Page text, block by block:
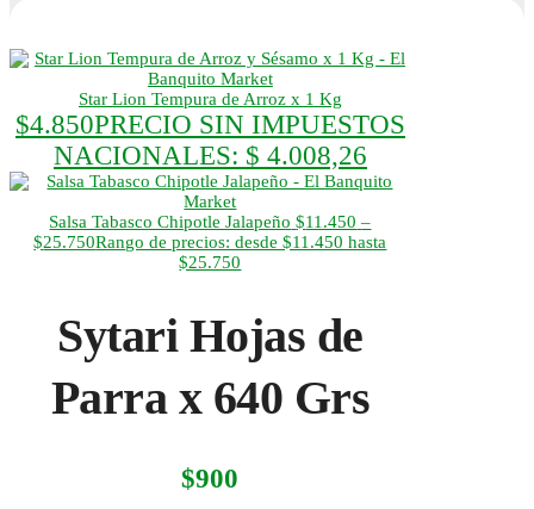
Star Lion Tempura de Arroz x 1 Kg
$4.850PRECIO SIN IMPUESTOS
NACIONALES: $ 4.008,26
Salsa Tabasco Chipotle Jalapeño $11.450 –
$25.750Rango de precios: desde $11.450 hasta
$25.750
Sytari Hojas de
Parra x 640 Grs
$900